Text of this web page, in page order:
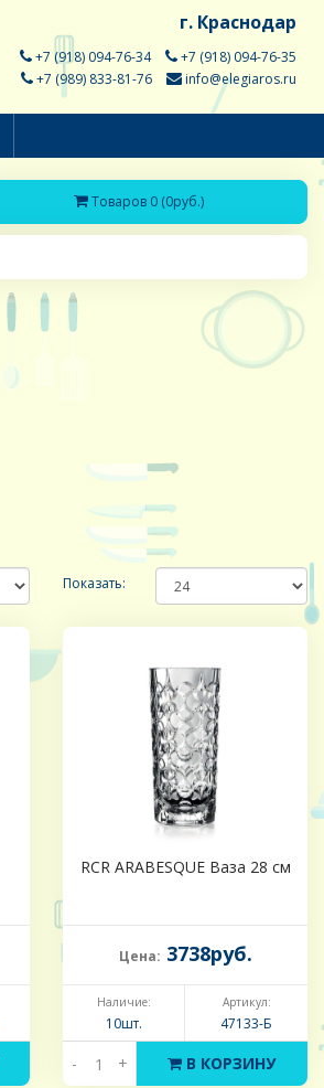
г. Краснодар
+7 (918) 094-76-34
+7 (918) 094-76-35
+7 (989) 833-81-76
info@elegiaros.ru
Товаров 0 (0руб.)
Показать:
RCR ARABESQUE Ваза 28 см
Цена: 3738руб.
Наличие:
10шт.
Артикул:
47133-Б
- + В КОРЗИНУ